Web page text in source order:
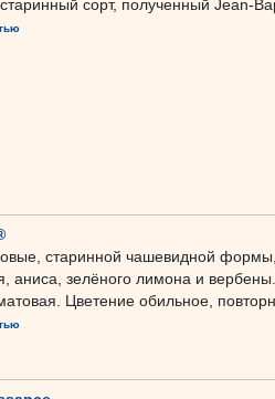
сорт, полученный Jean-
старинной чашевидной
аниса, зелёного лимона и
Цветение обильное,